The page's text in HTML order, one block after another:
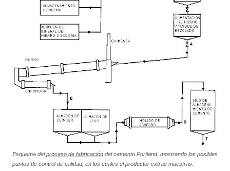
Esquema delproceso de fabricación del cemento Portland, mostrando los posibles
puntos de control de calidad, en los cuales el productor extrae muestras.